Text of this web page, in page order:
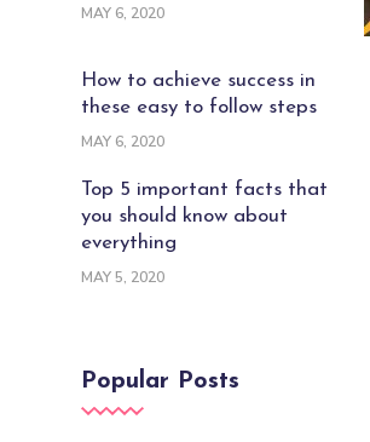
MAY 6, 2020
How to achieve success in
these easy to follow steps
MAY 6, 2020
Top 5 important facts that
you should know about
everything
MAY 5, 2020
Popular Posts